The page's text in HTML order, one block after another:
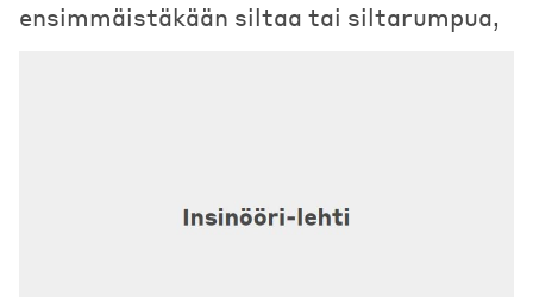
ensimmäistäkään siltaa tai siltarumpua,